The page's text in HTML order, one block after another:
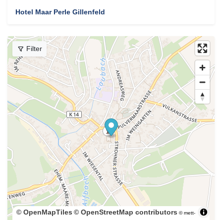
Hotel Maar Perle Gillenfeld
© OpenMapTiles © OpenStreetMap contributors © mett-
Filter